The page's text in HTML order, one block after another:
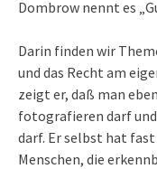
Dombrow nennt es
Darin finden wir
und das Recht am
zeigt er, daß man
fotografieren darf
darf. Er selbst hat
Menschen, die